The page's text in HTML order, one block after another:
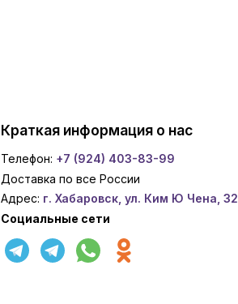
Краткая информация о нас
Телефон: +7 (924) 403-83-99
Доставка по все России
Адрес: г. Хабаровск, ул. Ким Ю Чена, 32
Социальные сети